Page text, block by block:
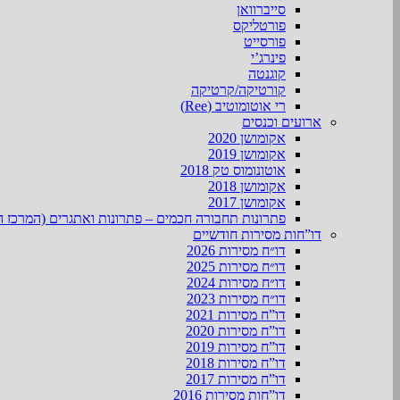
סייברוואן
פורטליקס
פורסייט
פינרג’י
קוגנטה
קורטיקה/קרטיקה
רי אוטומוטיב (Ree)
ארועים וכנסים
אקומושן 2020
אקומושן 2019
אוטונומוס טק 2018
אקומושן 2018
אקומושן 2017
פתרונות תחבורה חכמים – פתרונות ואתגרים (המרכז
דו”חות מסירות חודשיים
דו״ח מסירות 2026
דו״ח מסירות 2025
דו״ח מסירות 2024
דו״ח מסירות 2023
דו”ח מסירות 2021
דו”ח מסירות 2020
דו”ח מסירות 2019
דו”ח מסירות 2018
דו”ח מסירות 2017
דו”חות מסירות 2016